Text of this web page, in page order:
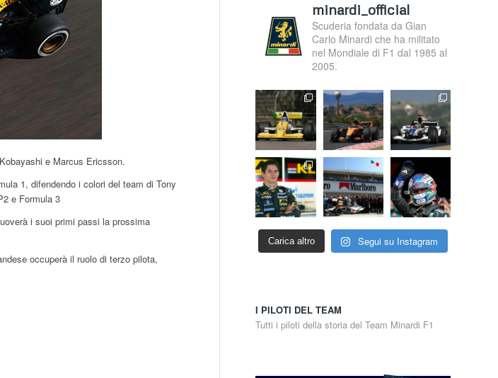
e Marcus Ericsson.
1, difendendo i colori del team di Tony
e Formula 3
i suoi primi passi la prossima
occuperà il ruolo di terzo pilota,
minardi_official
Scuderia fondata da Gian
Carlo Minardi che ha militato
nel Mondiale di F1 dal 1985 al
2005.
Carica altro Segui su Instagram
I PILOTI DEL TEAM
Tutti i piloti della storia del Team Minardi F1